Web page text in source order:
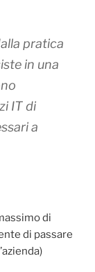
pratica
in una
IT di
a
di
di passare